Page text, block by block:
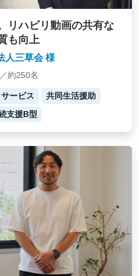
リハビリ動画の共有な
も向上
人三草会 様
約250名
ービス
共同生活援助
支援B型